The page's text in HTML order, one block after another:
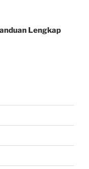
Lengkap